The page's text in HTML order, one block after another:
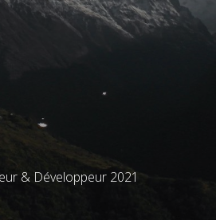
& Développeur 2021